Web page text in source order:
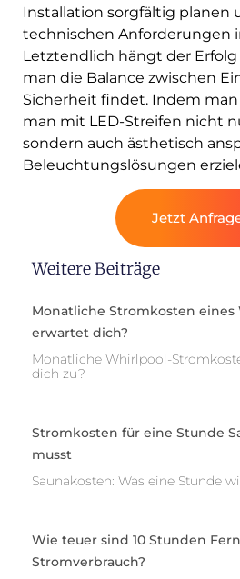
Installation sorgfältig planen
technischen Anforderungen
Letztendlich hängt der
man die Balance zwischen
Sicherheit findet. Indem
man mit LED-Streifen nicht
sondern auch ästhetisch
Beleuchtungslösungen
Jetzt
Weitere Beiträge
Monatliche Stromkosten eines
erwartet dich?
Monatliche Whirlpool-
dich zu?
Stromkosten für eine Stunde
musst
Saunakosten: Was eine Stunde
Wie teuer sind 10 Stunden
Stromverbrauch?